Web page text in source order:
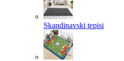
Skandinavski tepisi